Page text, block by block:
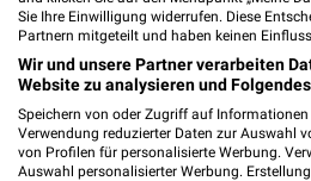
Sie Ihre Einwilligung widerrufen. Diese
Partnern mitgeteilt und haben keinen
Wir und unsere Partner verarbeiten
Website zu analysieren und
Speichern von oder Zugriff auf
Verwendung reduzierter Daten zur Auswahl
von Profilen für personalisierte Werbung.
Auswahl personalisierter Werbung.